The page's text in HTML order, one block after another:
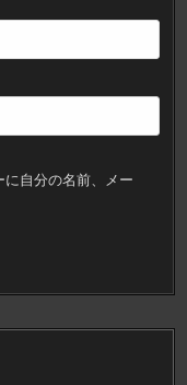
自分の名前、メー